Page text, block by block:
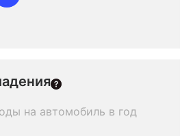
на автомобиль в год